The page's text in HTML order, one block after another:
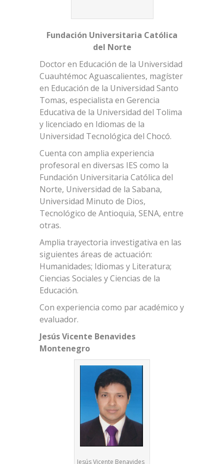
Fundación Universitaria Católica
del Norte
Doctor en Educación de la Universidad
Cuauhtémoc Aguascalientes, magíster
en Educación de la Universidad Santo
Tomas, especialista en Gerencia
Educativa de la Universidad del Tolima
y licenciado en Idiomas de la
Universidad Tecnológica del Chocó.
Cuenta con amplia experiencia
profesoral en diversas IES como la
Fundación Universitaria Católica del
Norte, Universidad de la Sabana,
Universidad Minuto de Dios,
Tecnológico de Antioquia, SENA, entre
otras.
Amplia trayectoria investigativa en las
siguientes áreas de actuación:
Humanidades; Idiomas y Literatura;
Ciencias Sociales y Ciencias de la
Educación.
Con experiencia como par académico y
evaluador.
Jesús Vicente Benavides
Montenegro
Jesús Vicente Benavides